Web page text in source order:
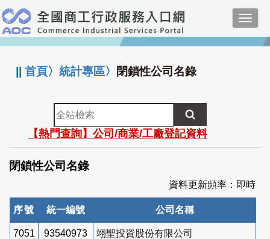
跳
到
主
要
:::
||首頁〉統計專區〉 閉鎖性公司名錄
全
站
檢
索
【熱門查詢】公司/商業/工廠登記資料
閉鎖性公司名錄
資料更新頻率：即時
序號 統一編號 公司名稱
7051 93540973 翊聖投資股份有限公司